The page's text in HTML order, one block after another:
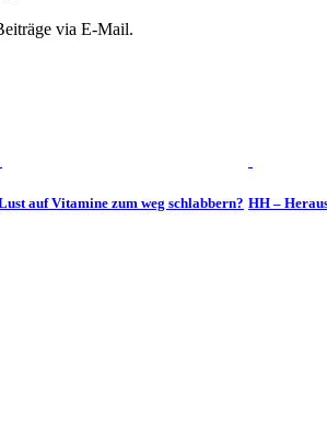
via E-Mail.
auf Vitamine zum weg schlabbern? HH –